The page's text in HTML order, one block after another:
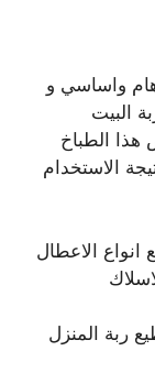
هام واساسي و
البيت
هذا الطباخ
الاستخدام
الاعطال
ربة المنزل